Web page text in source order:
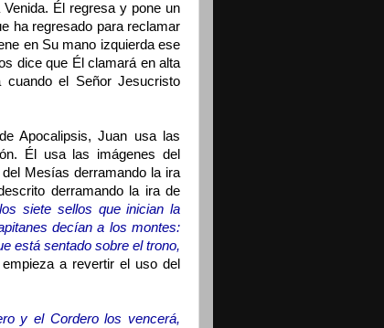
Él regresa y pone un
ha regresado para reclamar
en Su mano izquierda ese
dice que Él clamará en alta
el Señor Jesucristo
Apocalipsis, Juan usa las
Él usa las imágenes del
Mesías derramando la ira
derramando la ira de
siete sellos que inician la
decían a los montes:
está sentado sobre el trono,
a revertir el uso del
y el Cordero los vencerá,